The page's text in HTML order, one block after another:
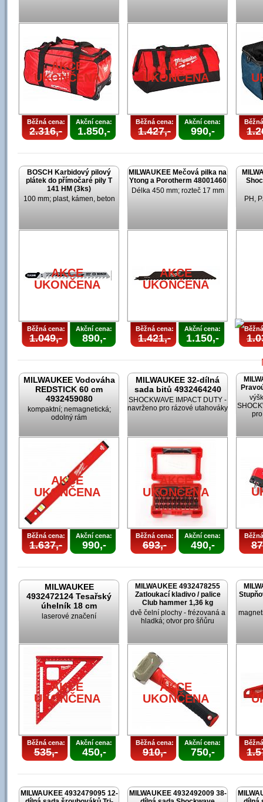
AKCE
UKONČENA
Běžná cena:
2.316,-
Akční cena:
1.850,-
AKCE
UKONČENA
Běžná cena:
1.427,-
Akční cena:
990,-
BOSCH Karbidový pilový
plátek do přímočaré pily T
141 HM (3ks)
100 mm; plast, kámen, beton
AKCE
UKONČENA
Běžná cena:
1.049,-
Akční cena:
890,-
MILWAUKEE Mečová pilka na
Ytong a Porotherm 48001460
Délka 450 mm; rozteč 17 mm
AKCE
UKONČENA
Běžná cena:
1.421,-
Akční cena:
1.150,-
PH,
MILWAUKEE Vodováha
REDSTICK 60 cm
4932459080
kompaktní; nemagnetická;
odolný rám
AKCE
UKONČENA
Běžná cena:
1.637,-
Akční cena:
990,-
MILWAUKEE 32-dílná
sada bitů 4932464240
SHOCKWAVE IMPACT DUTY -
navrženo pro rázové utahováky
AKCE
UKONČENA
Běžná cena:
693,-
Akční cena:
490,-
MILWAUKEE
4932472124 Tesařský
úhelník 18 cm
laserové značení
AKCE
UKONČENA
Běžná cena:
535,-
Akční cena:
450,-
MILWAUKEE 4932478255
Zatloukací kladivo / palice
Club hammer 1,36 kg
dvě čelní plochy - frézovaná a
hladká; otvor pro šňůru
AKCE
UKONČENA
Běžná cena:
910,-
Akční cena:
750,-
MILWAUKEE 4932479095 12-
MILWAUKEE 4932492009 38-